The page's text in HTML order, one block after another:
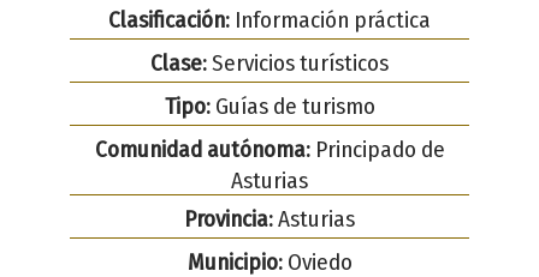
Clasificación: Información práctica
Clase:Servicios turísticos
Tipo:Guías de turismo
Comunidad autónoma:Principado de
Asturias
Provincia:Asturias
Municipio:Oviedo